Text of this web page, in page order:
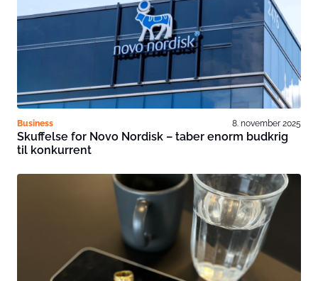
Business 8. november 2025
Skuffelse for Novo Nordisk – taber enorm budkrig
til konkurrent